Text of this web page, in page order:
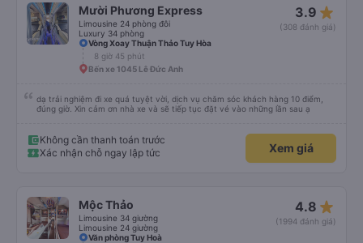
Mười Phương Express
Limousine 24 phòng đôi
Luxury 34 phòng
3.9 star_rate
(308 đánh giá)
Vòng Xoay Thuận Thảo Tuy Hòa
8 giờ 45 phút
Bến xe 1045 Lê Đức Anh
dạ trải nghiệm đi xe quá tuyệt vời, dịch vụ chăm sóc khách hàng 10 điểm,
đúng giờ. Xin cảm ơn nhà xe và sẽ tiếp tục đặt vé vào những lần sau ạ
Không cần thanh toán trước
Xác nhận chỗ ngay lập tức
Xem giá
Mộc Thảo
Limousine 34 giường
Limousine 24 giường
4.8 star_rate
(1994 đánh giá)
Văn phòng Tuy Hoà